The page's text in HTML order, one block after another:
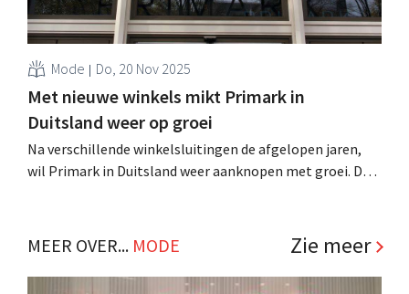
Mode Do, 20 Nov 2025
Met nieuwe winkels mikt Primark in
Duitsland weer op groei
Na verschillende winkelsluitingen de afgelopen jaren,
wil Primark in Duitsland weer aanknopen met groei. De
vestigingen om de recente omzetdaling weer om te
MEER OVER... MODE Zie meer